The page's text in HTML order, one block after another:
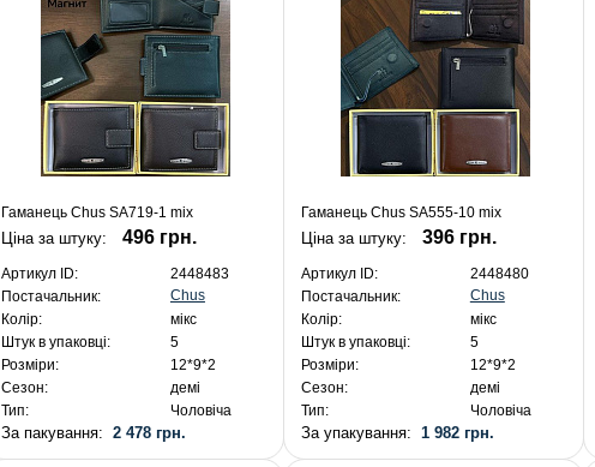
Гаманець Chus SA719-1 mix
Ціна за штуку: 496 грн.
Артикул ID:
2448483
Постачальник:
Chus
Колір:
мікс
Штук в упаковці:
5
Розміри:
12*9*2
Сезон:
демі
Тип:
Чоловіча
За пакування: 2 478 грн.
Гаманець Chus SA555-10 mix
Ціна за штуку: 396 грн.
Артикул ID:
2448480
Постачальник:
Chus
Колір:
мікс
Штук в упаковці:
5
Розміри:
12*9*2
Сезон:
демі
Тип:
Чоловіча
За упакування: 1 982 грн.